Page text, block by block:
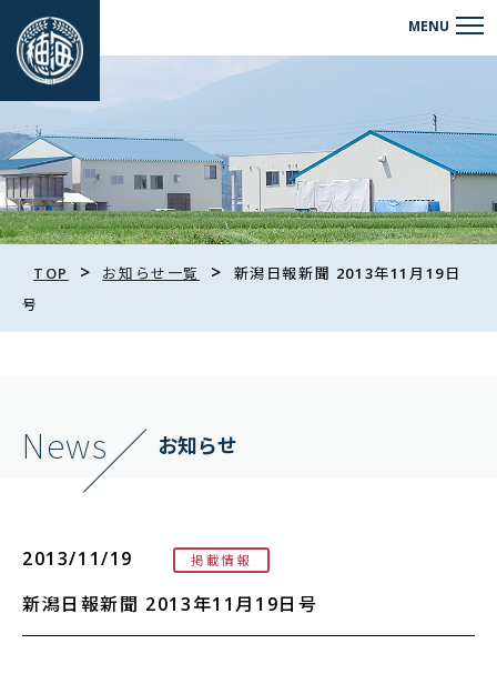
TOP > お知らせ一覧 >
新潟日報新聞 2013年11月19日
号
News お知らせ
2013/11/19 掲載情報
新潟日報新聞 2013年11月19日号